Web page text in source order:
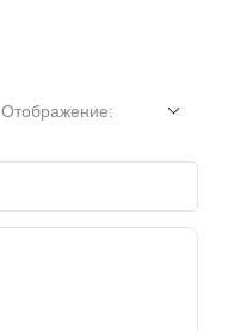
Отображение: